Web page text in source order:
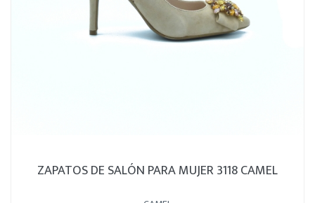
ZAPATOS DE SALÓN PARA MUJER 3118 CAMEL